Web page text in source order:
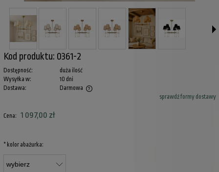
Kod produktu: 0361-2
Dostępność:
duża ilość
Wysyłka w:
10 dni
Dostawa:
Darmowa
sprawdź formy dostawy
Cena: 1 097,00 zł
*kolor abażurka: